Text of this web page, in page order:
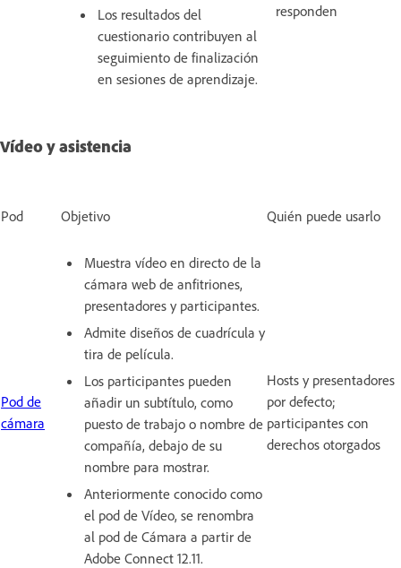
Los resultados del
cuestionario contribuyen al
seguimiento de finalización
en sesiones de aprendizaje.
responden
Vídeo y asistencia
Pod Objetivo Quién puede usarlo
Pod de
cámara
Muestra vídeo en directo de la
cámara web de anfitriones,
presentadores y participantes.
Admite diseños de cuadrícula y
tira de película.
Los participantes pueden
añadir un subtítulo, como
puesto de trabajo o nombre de
compañía, debajo de su
nombre para mostrar.
Anteriormente conocido como
el pod de Vídeo, se renombra
al pod de Cámara a partir de
Adobe Connect 12.11.
Hosts y presentadores
por defecto;
participantes con
derechos otorgados